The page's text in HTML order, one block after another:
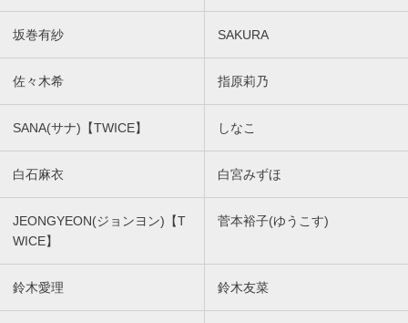
坂巻有紗 SAKURA
佐々木希 指原莉乃
SANA(サナ)【TWICE】 しなこ
白石麻衣 白宮みずほ
JEONGYEON(ジョンヨン)【T
WICE】
菅本裕子(ゆうこす)
鈴木愛理 鈴木友菜